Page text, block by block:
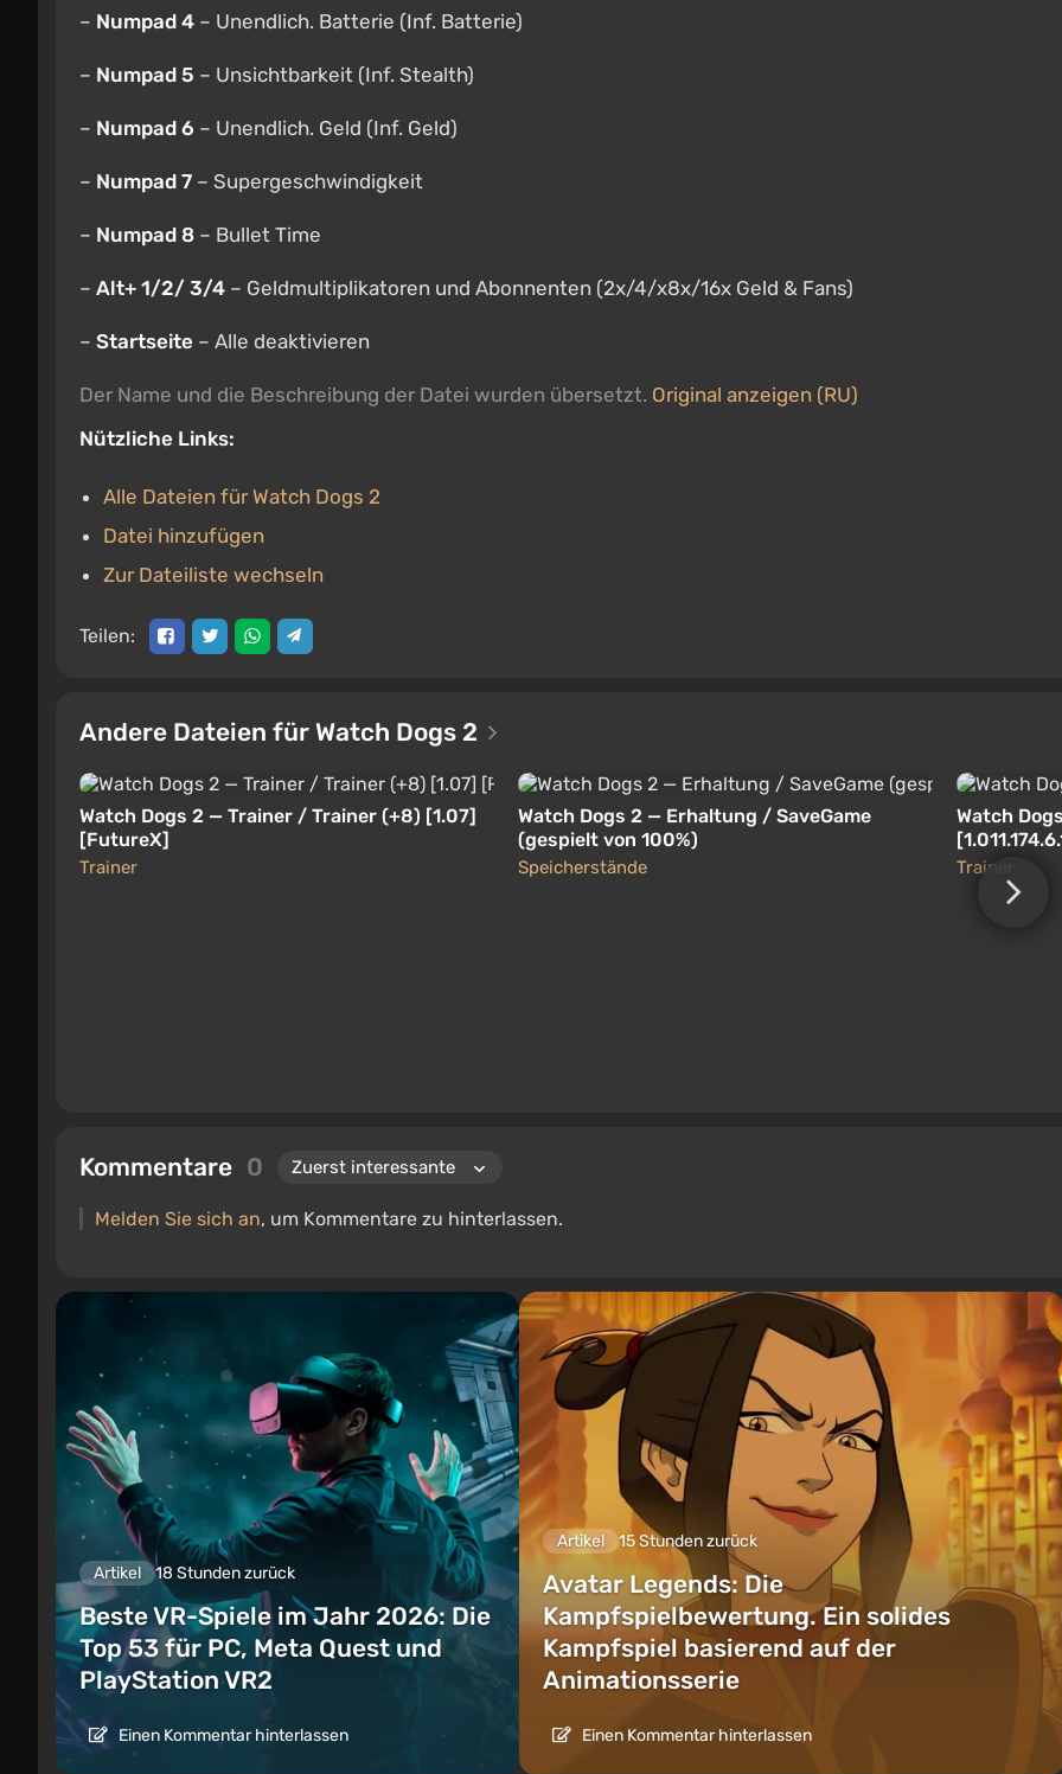
– Numpad 4 – Unendlich. Batterie (Inf. Batterie)
– Numpad 5 – Unsichtbarkeit (Inf. Stealth)
– Numpad 6 – Unendlich. Geld (Inf. Geld)
– Numpad 7 – Supergeschwindigkeit
– Numpad 8 – Bullet Time
– Alt+ 1/2/ 3/4 – Geldmultiplikatoren und Abonnenten (2x/4/x8x/16x Geld & Fans)
– Startseite – Alle deaktivieren
Der Name und die Beschreibung der Datei wurden übersetzt. Original anzeigen (RU)
Nützliche Links:
Alle Dateien für Watch Dogs 2
Datei hinzufügen
Zur Dateiliste wechseln
Teilen:
Andere Dateien für Watch Dogs 2
Watch Dogs 2 — Trainer / Trainer (+8) [1.07]
[FutureX]
Trainer
Watch Dogs 2 — Erhaltung / SaveGame
(gespielt von 100%)
Speicherstände
Watch
Trainer
Kommentare 0
Melden Sie sich an, um Kommentare zu hinterlassen.
Artikel 18 Stunden zurück
Beste VR-Spiele im Jahr 2026: Die
Top 53 für PC, Meta Quest und
PlayStation VR2
Einen Kommentar hinterlassen
Artikel 15 Stunden zurück
Avatar Legends: Die
Kampfspielbewertung. Ein solides
Kampfspiel basierend auf der
Animationsserie
Einen Kommentar hinterlassen